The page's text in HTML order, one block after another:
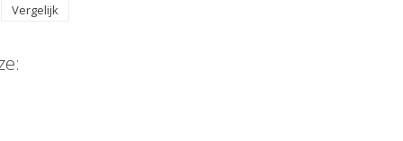
Vergelijk